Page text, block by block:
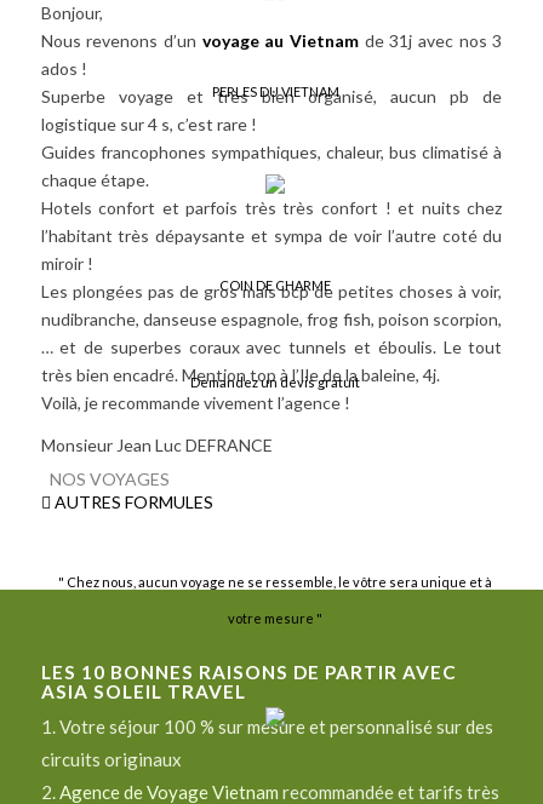
PERLES DU VIETNAM
COIN DE CHARME
Demandez un devis gratuit
NOS VOYAGES
" Chez nous, aucun voyage ne se ressemble, le vôtre sera unique et à
votre mesure "
Bonjour,
Nous revenons d’un voyage au Vietnam de 31j avec nos 3
ados !
Superbe voyage et très bien organisé, aucun pb de
logistique sur 4 s, c’est rare !
Guides francophones sympathiques, chaleur, bus climatisé à
chaque étape.
Hotels confort et parfois très très confort ! et nuits chez
l’habitant très dépaysante et sympa de voir l’autre coté du
miroir !
Les plongées pas de gros mais bcp de petites choses à voir,
nudibranche, danseuse espagnole, frog fish, poison scorpion,
… et de superbes coraux avec tunnels et éboulis. Le tout
très bien encadré. Mention top à l’Ile de la baleine, 4j.
Voilà, je recommande vivement l’agence !
Monsieur Jean Luc DEFRANCE
AUTRES FORMULES
LES 10 BONNES RAISONS DE PARTIR AVEC
ASIA SOLEIL TRAVEL
1. Votre séjour 100 % sur mesure et personnalisé sur des
circuits originaux
2. Agence de Voyage Vietnam recommandée et tarifs très